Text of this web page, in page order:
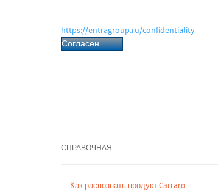
https://entragroup.ru/confidentiality
Согласен
СПРАВОЧНАЯ
Как распознать продукт Carraro